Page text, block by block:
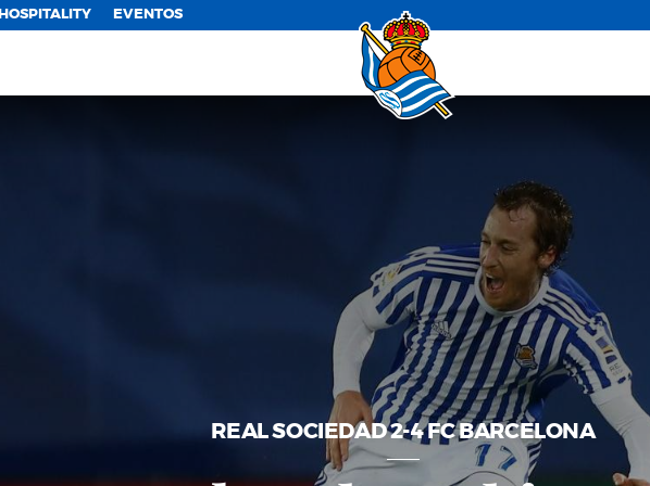
HOSPITALITY EVENTOS
REAL SOCIEDAD 2-4 FC BARCELONA